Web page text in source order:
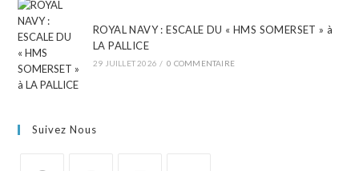
ROYAL NAVY : ESCALE DU « HMS SOMERSET » à
LA PALLICE
29 JUILLET 2026 / 0 COMMENTAIRE
Suivez Nous